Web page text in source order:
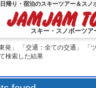
帰り・宿泊のスキーツアー＆ス
スキー・スノボーツア
発」 「交通：全ての交通」
検索した結果